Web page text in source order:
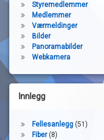
Styremedlemmer
Medlemmer
Værmeldinger
Bilder
Panoramabilder
Webkamera
Innlegg
Fellesanlegg(51)
Fiber(8)